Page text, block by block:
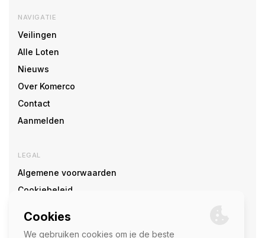
NAVIGATIE
Veilingen
Alle Loten
Nieuws
Over Komerco
Contact
Aanmelden
LEGAL
Algemene voorwaarden
Cookiebeleid